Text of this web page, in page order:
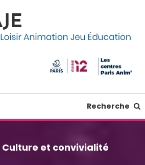
Recherche
Culture et convivialité